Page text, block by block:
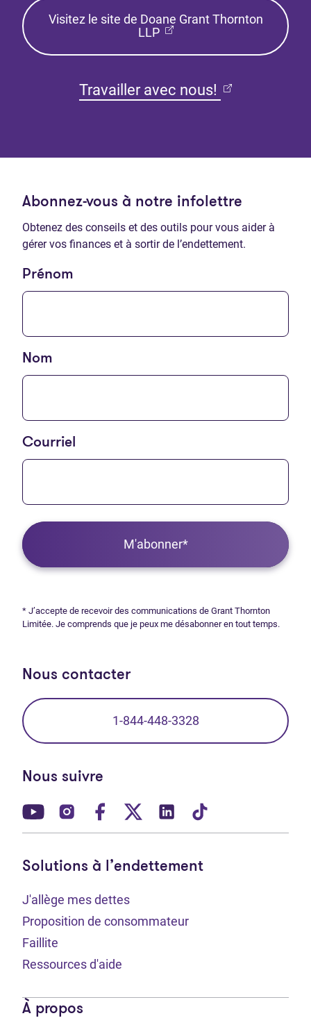
Visitez le site de Doane Grant Thornton
LLP
Travailler avec nous!
Abonnez-vous à notre infolettre
Obtenez des conseils et des outils pour vous aider à
gérer vos finances et à sortir de l’endettement.
Prénom
Nom
Courriel
M'abonner*
* J’accepte de recevoir des communications de Grant Thornton
Limitée. Je comprends que je peux me désabonner en tout temps.
Nous contacter
1-844-448-3328
Nous suivre
(Ouvre dans un nouvel onglet)
(Ouvre dans un nouvel onglet)
(Ouvre dans un nouvel onglet)
(Ouvre dans un nouvel
(Ouvre dans un
Solutions à l’endettement
J'allège mes dettes
Proposition de consommateur
Faillite
Ressources d'aide
À propos